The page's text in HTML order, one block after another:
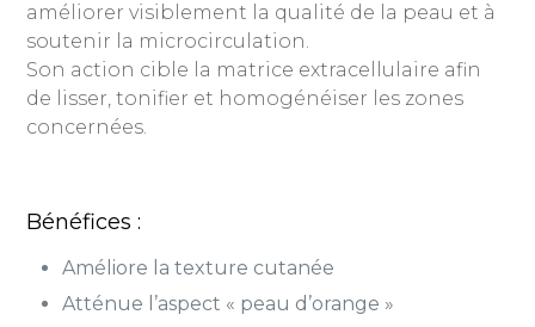
améliorer visiblement la qualité de la peau et à
soutenir la microcirculation.
Son action cible la matrice extracellulaire afin
de lisser, tonifier et homogénéiser les zones
concernées.
Bénéfices :
Améliore la texture cutanée
Atténue l’aspect « peau d’orange »